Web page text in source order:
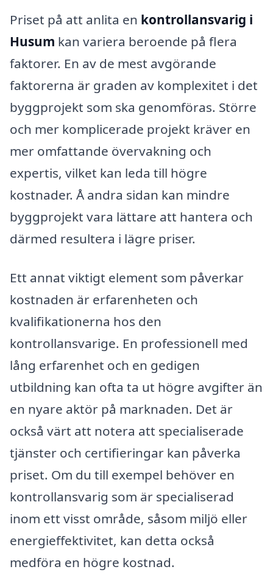
Priset på att anlita en kontrollansvarig i
Husum kan variera beroende på flera
faktorer. En av de mest avgörande
faktorerna är graden av komplexitet i det
byggprojekt som ska genomföras. Större
och mer komplicerade projekt kräver en
mer omfattande övervakning och
expertis, vilket kan leda till högre
kostnader. Å andra sidan kan mindre
byggprojekt vara lättare att hantera och
därmed resultera i lägre priser.
Ett annat viktigt element som påverkar
kostnaden är erfarenheten och
kvalifikationerna hos den
kontrollansvarige. En professionell med
lång erfarenhet och en gedigen
utbildning kan ofta ta ut högre avgifter än
en nyare aktör på marknaden. Det är
också värt att notera att specialiserade
tjänster och certifieringar kan påverka
priset. Om du till exempel behöver en
kontrollansvarig som är specialiserad
inom ett visst område, såsom miljö eller
energieffektivitet, kan detta också
medföra en högre kostnad.